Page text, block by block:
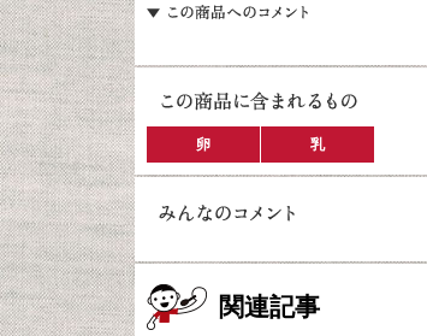
卵 乳
関連記事